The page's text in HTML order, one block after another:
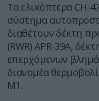
Τα ελικόπτερα CH-
σύστημα
διαθέτουν δέκτη
(RWR) APR-39A,
επερχόμενων
διανομέα
M1.